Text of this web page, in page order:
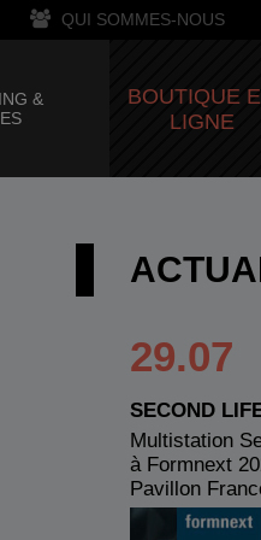
QUI SOMMES-NOUS
&
BOUTIQUE
LIGNE
29.07
SECOND
Multistation
à Formnext
Pavillon